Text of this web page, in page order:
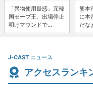
「異物使用疑惑」元韓
国セーブ王、出場停止
明けマウンドで...
熊本
に本
だな
J-CAST ニュース
アクセスランキ